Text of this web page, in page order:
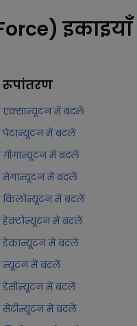
इकाइयाँ
रूपांतरण
एक्सान्यूटन में बदलें
पेटान्यूटन में बदलें
गीगान्यूटन में बदलें
मेगान्यूटन में बदलें
किलोन्यूटन में बदलें
हेक्टोन्यूटन में बदलें
डेकान्यूटन में बदलें
न्यूटन में बदलें
डेसीन्यूटन में बदलें
सेंटीन्यूटन में बदलें